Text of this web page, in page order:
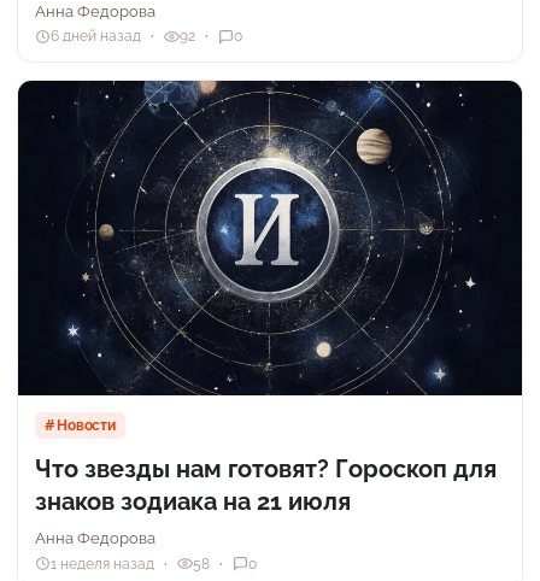
Анна Федорова
6 дней назад 92 0
Новости
Что звезды нам готовят? Гороскоп для
знаков зодиака на 21 июля
Анна Федорова
1 неделя назад 58 0